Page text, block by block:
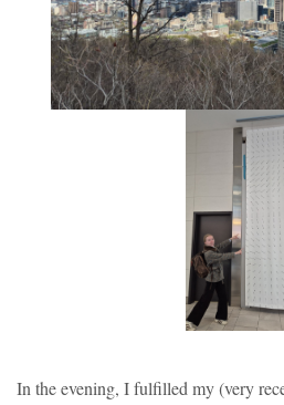
In the evening, I fulfilled my (very